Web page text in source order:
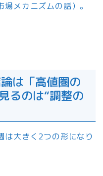
メカニズムの話）。
は「高値圏の
るのは“調整の
は大きく2つの形になり